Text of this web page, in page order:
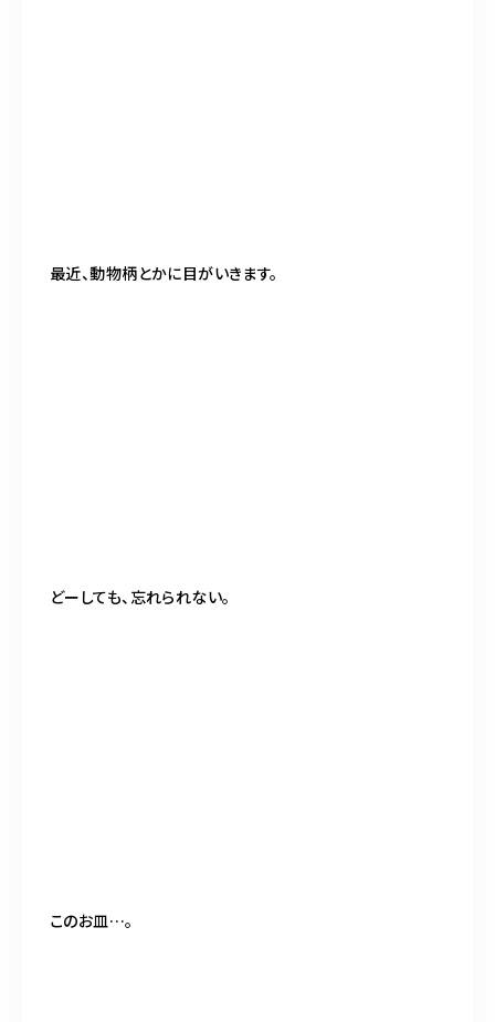
最近、動物柄とかに目がいきます。
どーしても、忘れられない。
このお皿…。